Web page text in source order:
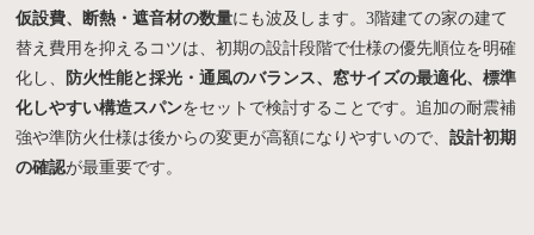
仮設費、断熱・遮音材の数量にも波及します。3階建ての家の建て
替え費用を抑えるコツは、初期の設計段階で仕様の優先順位を明確
化し、
防火性能と採光・通風のバランス、窓サイズの最適化、標準
化しやすい構造スパンをセットで検討することです。追加の耐震補
強や準防火仕様は後からの変更が高額になりやすいので、設計初期
の確認が最重要です。